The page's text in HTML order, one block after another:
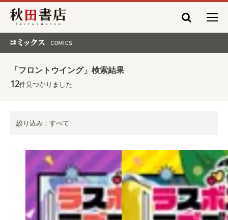
秋田書店
「フロントウイング」検索結果
12件見つかりました
絞り込み：すべて